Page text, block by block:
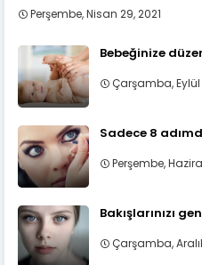
Perşembe, Nisan 29, 2021
Bebeğinize
Çarşamba, Eylül
Sadece 8
Perşembe,
Bakışlarınızı
Çarşamba,